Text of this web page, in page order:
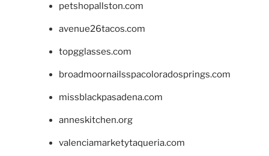
petshopallston.com
avenue26tacos.com
topgglasses.com
broadmoornailsspacoloradosprings.com
missblackpasadena.com
anneskitchen.org
valenciamarketytaqueria.com